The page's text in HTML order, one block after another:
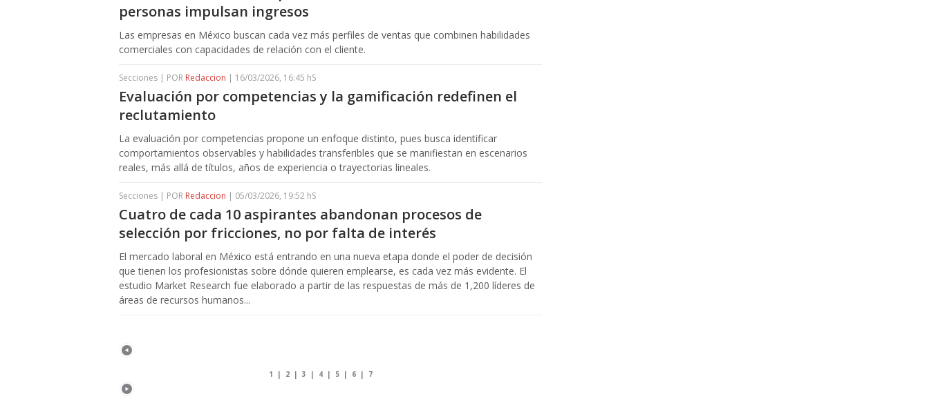
personas impulsan ingresos
Las empresas en México buscan cada vez más perfiles de ventas que combinen habilidades
comerciales con capacidades de relación con el cliente.
Secciones | POR Redaccion | 16/03/2026, 16:45 hS
Evaluación por competencias y la gamificación redefinen el
reclutamiento
La evaluación por competencias propone un enfoque distinto, pues busca identificar
comportamientos observables y habilidades transferibles que se manifiestan en escenarios
reales, más allá de títulos, años de experiencia o trayectorias lineales.
Secciones | POR Redaccion | 05/03/2026, 19:52 hS
Cuatro de cada 10 aspirantes abandonan procesos de
selección por fricciones, no por falta de interés
El mercado laboral en México está entrando en una nueva etapa donde el poder de decisión
que tienen los profesionistas sobre dónde quieren emplearse, es cada vez más evidente. El
estudio Market Research fue elaborado a partir de las respuestas de más de 1,200 líderes de
áreas de recursos humanos...
1 | 2 | 3 | 4 | 5 | 6 | 7